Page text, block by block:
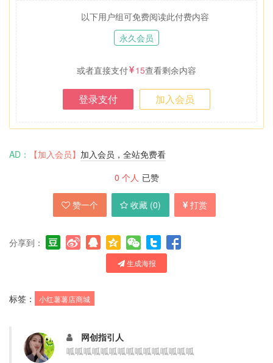
以下用户组可免费阅读此付费内容
永久会员
或者直接支付 15查看剩余内容
登录支付 加入会员
AD： 【加入会员】 加入会员，全站免费看
0 个人 已赞
赞一个 收藏 (0) 打赏
分享到：
生成海报
标签： 小红薯薯店商城
网创指引人
呱呱呱呱呱呱呱呱呱呱呱呱呱呱呱